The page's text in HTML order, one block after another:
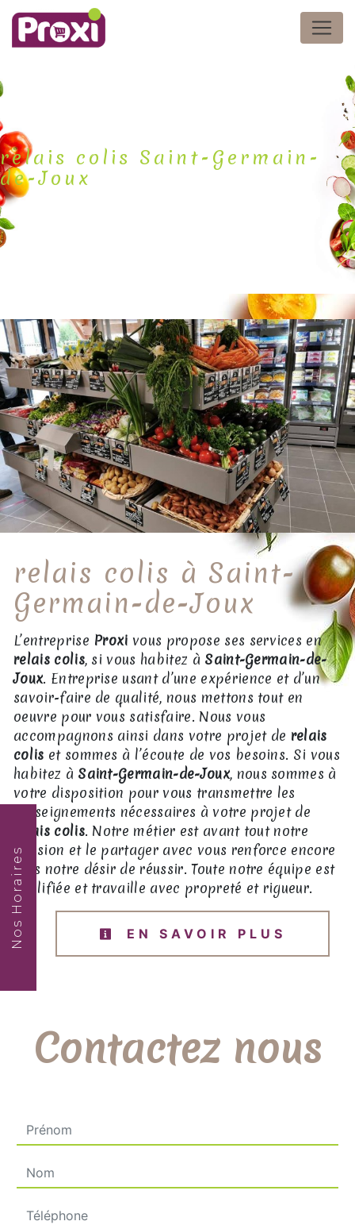
Panneau de gestion des cookies
Nos Horaires
relais colis Saint-Germain-
de-Joux
relais colis à Saint-
Germain-de-Joux
L’entreprise Proxi vous propose ses services en
relais colis, si vous habitez à Saint-Germain-de-
Joux. Entreprise usant d’une expérience et d’un
savoir-faire de qualité, nous mettons tout en
oeuvre pour vous satisfaire. Nous vous
accompagnons ainsi dans votre projet de relais
colis et sommes à l’écoute de vos besoins. Si vous
habitez à Saint-Germain-de-Joux, nous sommes à
votre disposition pour vous transmettre les
renseignements nécessaires à votre projet de
relais colis. Notre métier est avant tout notre
passion et le partager avec vous renforce encore
plus notre désir de réussir. Toute notre équipe est
qualifiée et travaille avec propreté et rigueur.
EN SAVOIR PLUS
Contactez nous